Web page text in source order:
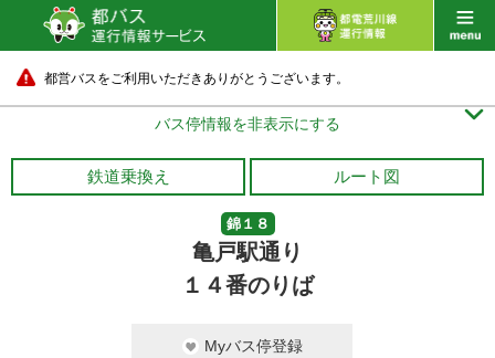
都営バスをご利用いただきありがとうございます。
バス停情報を非表示にする 
鉄道乗換え ルート図
錦１８
亀戸駅通り
１４番のりば
Myバス停登録